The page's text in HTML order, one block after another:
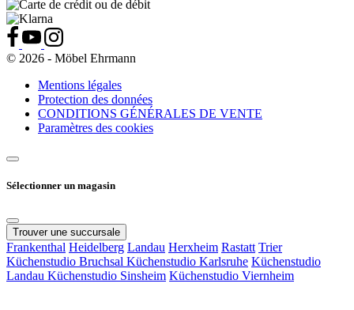
© 2026 - Möbel Ehrmann
Mentions légales
Protection des données
CONDITIONS GÉNÉRALES DE VENTE
Paramètres des cookies
Sélectionner un magasin
Trouver une succursale
Frankenthal Heidelberg Landau Herxheim Rastatt Trier
Küchenstudio Bruchsal Küchenstudio Karlsruhe Küchenstudio
Landau Küchenstudio Sinsheim Küchenstudio Viernheim